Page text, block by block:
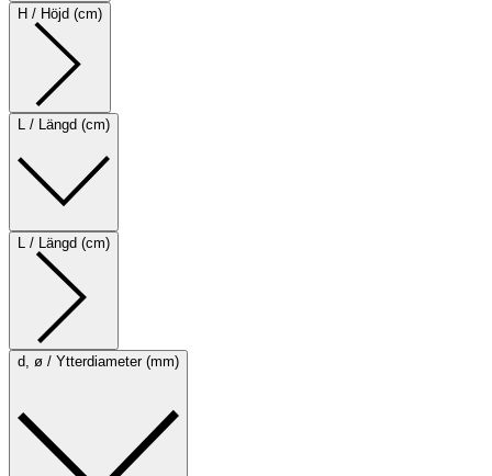
H / Höjd (cm)
L / Längd (cm)
L / Längd (cm)
d, ø / Ytterdiameter (mm)